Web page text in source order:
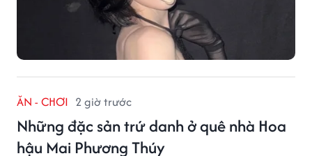
ĂN - CHƠI 2 giờ trước
Những đặc sản trứ danh ở quê nhà Hoa
hậu Mai Phương Thúy